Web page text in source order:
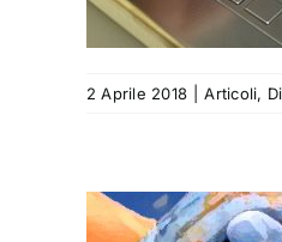
2 Aprile 2018 Articoli,